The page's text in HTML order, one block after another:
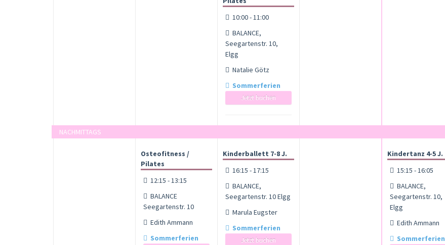
10:00 - 11:00
BALANCE,
Seegartenstr. 10,
Elgg
Natalie Götz
Sommerferien
Jetzt buchen
NACHMITTAGS
Osteofitness /
Pilates
12:15 - 13:15
BALANCE
Seegartenstr. 10
Edith Ammann
Sommerferien
Kinderballett 7-8 J.
16:15 - 17:15
BALANCE,
Seegartenstr. 10 Elgg
Marula Eugster
Sommerferien
Jetzt buchen
Kindertanz 4-5 J.
15:15 - 16:05
BALANCE,
Seegartenstr. 10,
Elgg
Edith Ammann
Sommerferien